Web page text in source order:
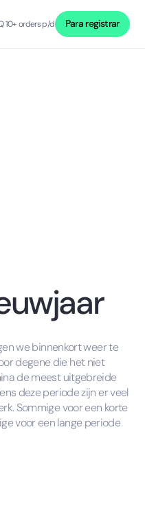
Para registrar
10+ orders p/d
we binnenkort weer te
degene die het niet
de meest uitgebreide
deze periode zijn er veel
Sommige voor een korte
voor een lange periode